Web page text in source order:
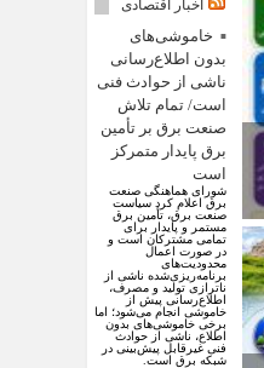
اخبار اقتصادی
خاموشی‌های
بدون اطلاع‌رسانی
ناشی از حوادث فنی
است/ تمام تلاش
صنعت برق بر تأمین
برق پایدار متمرکز
است
شورای هماهنگی صنعت
برق اعلام کرد سیاست
صنعت برق، تأمین برق
مستمر و پایدار برای
تمامی مشترکان است و
در صورت اعمال
محدودیت‌های
برنامه‌ریزی‌شده ناشی از
ناترازی تولید و مصرف،
اطلاع‌رسانی پیش از
خاموشی انجام می‌شود؛ اما
برخی خاموشی‌های بدون
اطلاع، ناشی از حوادث
فنی غیرقابل پیش‌بینی در
شبکه برق است.